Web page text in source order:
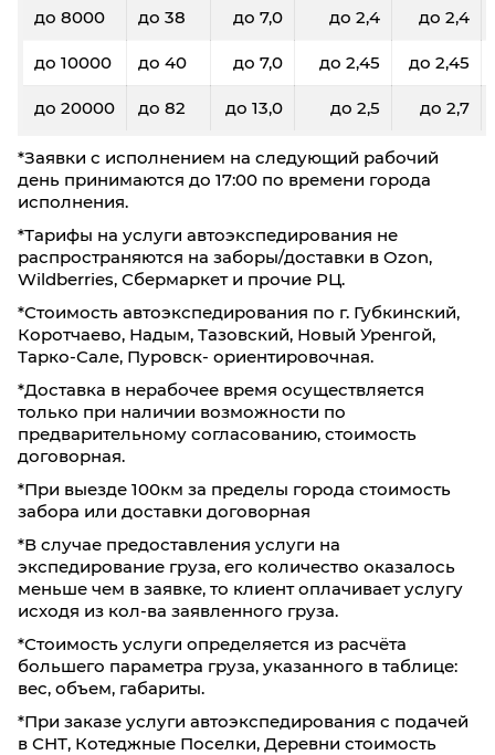
До 40 кг/ До 0,19 м³: 1510₽
Донецк Волгоград
47,9 47,2 46,5 45,8
0,3 0,4 0,8 1,2
12600 12440 12140
Фиксированные тарифы
До 5 кг/ До 0,03 м³: 740₽
До 20 кг/ До 0,1 м³: 930₽
До 40 кг/ До 0,19 м³: 2110₽
Донецк Екатеринбург
60 100 200
37,8 37,7 36,3 34,6
10790 10780 10770 10360
Фиксированные тарифы
до 8000 до 38 до 7,0 до 2,4 до 2,4
до 10000 до 40 до 7,0 до 2,45 до 2,45
до 20000 до 82 до 13,0 до 2,5 до 2,7
*Заявки с исполнением на следующий рабочий
день принимаются до 17:00 по времени города
исполнения.
*Тарифы на услуги автоэкспедирования не
распространяются на заборы/доставки в Ozon,
Wildberries, Сбермаркет и прочие РЦ.
*Стоимость автоэкспедирования по г. Губкинский,
Коротчаево, Надым, Тазовский, Новый Уренгой,
Тарко-Сале, Пуровск- ориентировочная.
*Доставка в нерабочее время осуществляется
только при наличии возможности по
предварительному согласованию, стоимость
договорная.
*При выезде 100км за пределы города стоимость
забора или доставки договорная
*В случае предоставления услуги на
экспедирование груза, его количество оказалось
меньше чем в заявке, то клиент оплачивает услугу
исходя из кол-ва заявленного груза.
*Стоимость услуги определяется из расчёта
большего параметра груза, указанного в таблице:
вес, объем, габариты.
*При заказе услуги автоэкспедирования с подачей
в СНТ, Котеджные Поселки, Деревни стоимость